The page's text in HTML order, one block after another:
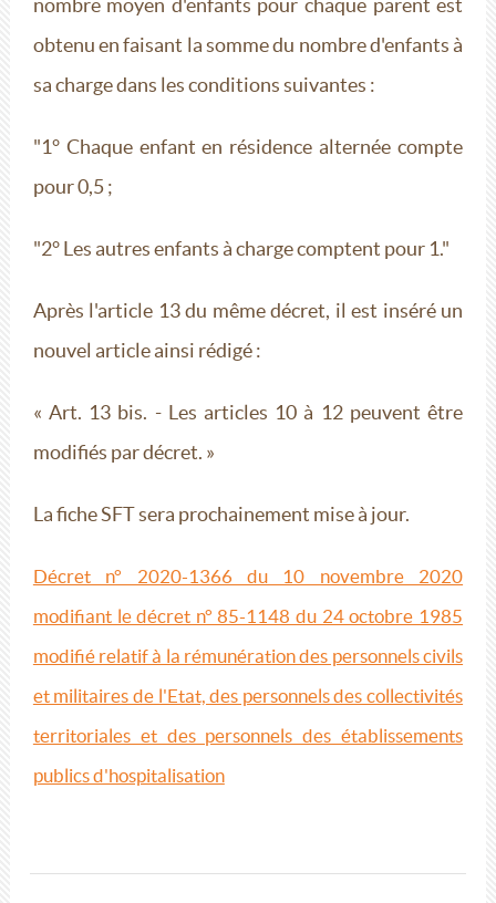
nombre moyen d'enfants pour chaque parent est
obtenu en faisant la somme du nombre d'enfants à
sa charge dans les conditions suivantes :
"1° Chaque enfant en résidence alternée compte
pour 0,5 ;
"2° Les autres enfants à charge comptent pour 1."
Après l'article 13 du même décret, il est inséré un
nouvel article ainsi rédigé :
« Art. 13 bis. - Les articles 10 à 12 peuvent être
modifiés par décret. »
La fiche SFT sera prochainement mise à jour.
Décret n° 2020-1366 du 10 novembre 2020
modifiant le décret n° 85-1148 du 24 octobre 1985
modifié relatif à la rémunération des personnels civils
et militaires de l'Etat, des personnels des collectivités
territoriales et des personnels des établissements
publics d'hospitalisation